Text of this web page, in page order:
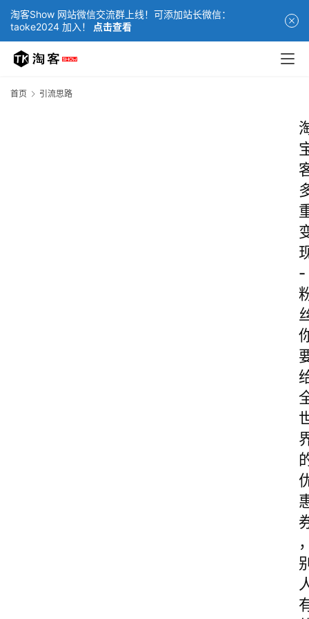
淘客Show 网站微信交流群上线！可添加站长微信：
taoke2024 加入！
点击查看
首页 引流思路
-